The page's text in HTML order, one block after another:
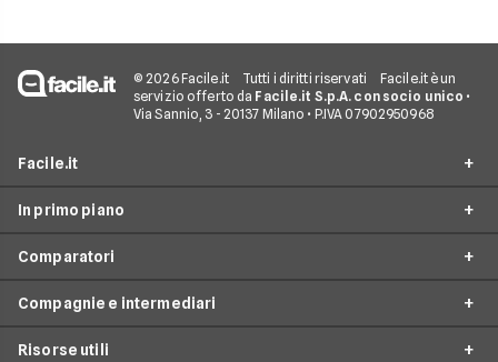
© 2026 Facile.it Tutti i diritti riservati
Facile.it è un
servizio offerto da Facile.it S.p.A. con socio unico •
Via Sannio, 3 - 20137 Milano • P.IVA 07902950968
Facile.it
Assicurazioni
Prestiti
In primo piano
Assicurazioni online
Assicurazione Auto
Assicurazione Moto
Comparatori
Preventivo assicurazione auto
Preventivo Assicurazione Moto
Compagnie e intermediari
Risorse utili